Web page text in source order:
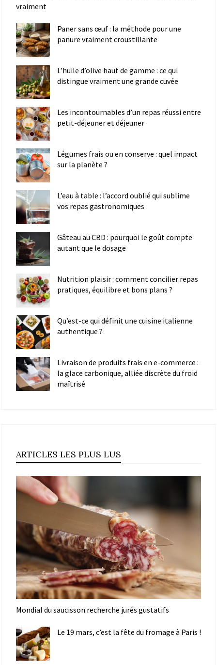
vraiment
Paner sans œuf : la méthode pour une
panure vraiment croustillante
L’huile d’olive haut de gamme : ce qui
distingue vraiment une grande cuvée
Les incontournables d’un repas réussi entre
petit-déjeuner et déjeuner
Légumes frais ou en conserve : quel impact
sur la planète ?
L’eau à table : l’accord oublié qui sublime
vos repas gastronomiques
Gâteau au CBD : pourquoi le goût compte
autant que le dosage
Nutrition plaisir : comment concilier repas
pratiques, équilibre et bons plans ?
Qu’est-ce qui définit une cuisine italienne
authentique ?
Livraison de produits frais en e-commerce :
la glace carbonique, alliée discrète du froid
maîtrisé
ARTICLES LES PLUS LUS
Mondial du saucisson recherche jurés gustatifs
Le 19 mars, c’est la fête du fromage à Paris !